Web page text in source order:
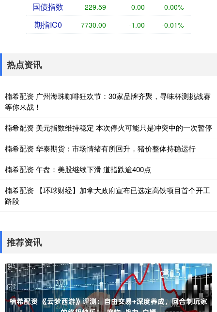
国债指数 229.59 -0.00 0.00%
期指IC0 7730.00 -1.00 -0.01%
热点资讯
楠希配资 广州海珠咖啡狂欢节：30家品牌齐聚，寻味杯测挑战赛
等你来战！
楠希配资 美元指数维持稳定 本次停火可能只是冲突中的一次暂停
楠希配资 华泰期货：市场情绪有所回升，猪价整体持稳运行
楠希配资 午盘：美股继续下滑 道指跌逾400点
楠希配资 【环球财经】加拿大政府宣布已选定高铁项目首个开工
路段
推荐资讯